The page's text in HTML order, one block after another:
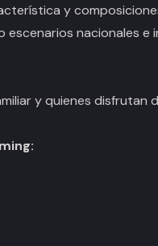
y
nacionales e
y quienes disfrutan